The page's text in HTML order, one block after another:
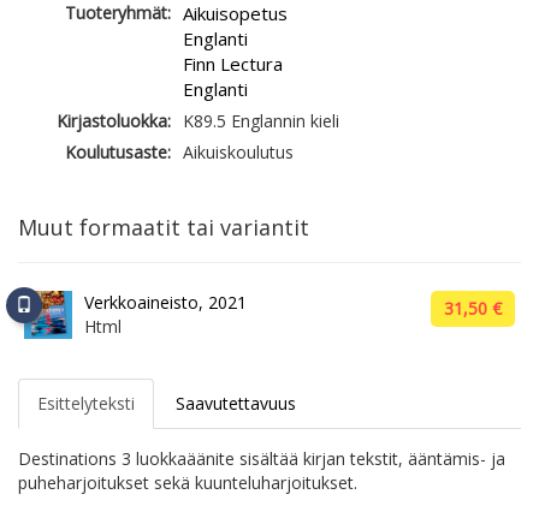
Tuoteryhmät: Aikuisopetus
Englanti
Finn Lectura
Englanti
Kirjastoluokka: K89.5 Englannin kieli
Koulutusaste: Aikuiskoulutus
Muut formaatit tai variantit
Verkkoaineisto, 2021
Html
31,50 €
Esittelyteksti Saavutettavuus
Destinations 3 luokkaäänite sisältää kirjan tekstit, ääntämis- ja
puheharjoitukset sekä kuunteluharjoitukset.